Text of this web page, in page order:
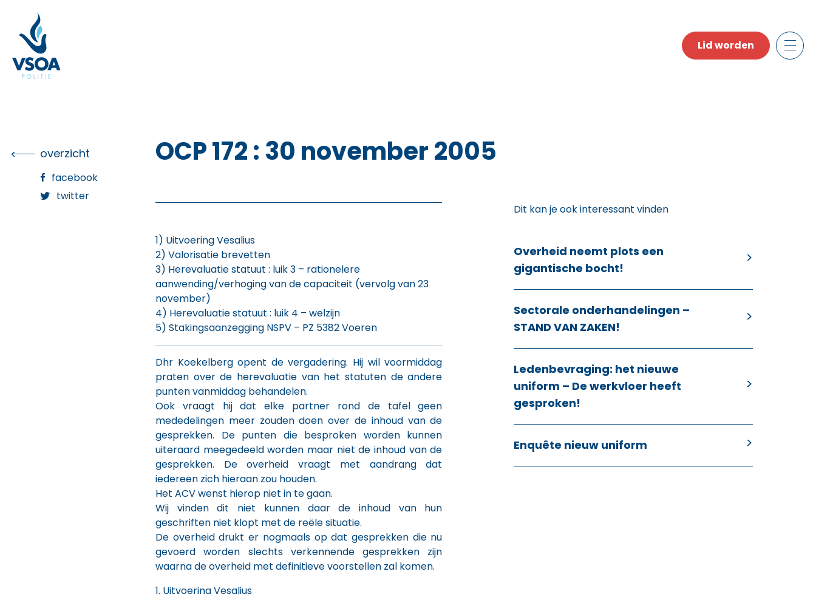
content
Lid worden
overzicht
facebook
twitter
OCP 172 : 30 november 2005
1) Uitvoering Vesalius
2) Valorisatie brevetten
3) Herevaluatie statuut : luik 3 – rationelere
aanwending/verhoging van de capaciteit (vervolg van 23
november)
4) Herevaluatie statuut : luik 4 – welzijn
5) Stakingsaanzegging NSPV – PZ 5382 Voeren
Dhr Koekelberg opent de vergadering. Hij wil voormiddag
praten over de herevaluatie van het statuten de andere
punten vanmiddag behandelen.
Ook vraagt hij dat elke partner rond de tafel geen
mededelingen meer zouden doen over de inhoud van de
gesprekken. De punten die besproken worden kunnen
uiteraard meegedeeld worden maar niet de inhoud van de
gesprekken. De overheid vraagt met aandrang dat
iedereen zich hieraan zou houden.
Het ACV wenst hierop niet in te gaan.
Wij vinden dit niet kunnen daar de inhoud van hun
geschriften niet klopt met de reële situatie.
De overheid drukt er nogmaals op dat gesprekken die nu
gevoerd worden slechts verkennende gesprekken zijn
waarna de overheid met definitieve voorstellen zal komen.
1. Uitvoering Vesalius
Dit kan je ook interessant vinden
Overheid neemt plots een
gigantische bocht!
Sectorale onderhandelingen –
STAND VAN ZAKEN!
Ledenbevraging: het nieuwe
uniform – De werkvloer heeft
gesproken!
Enquête nieuw uniform